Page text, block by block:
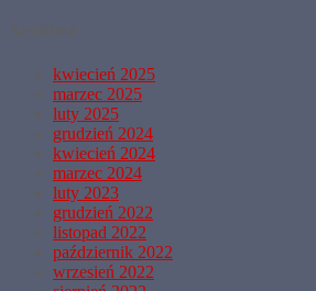
kwiecień 2025
marzec 2025
luty 2025
grudzień 2024
kwiecień 2024
marzec 2024
luty 2023
grudzień 2022
listopad 2022
październik 2022
wrzesień 2022